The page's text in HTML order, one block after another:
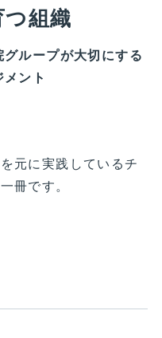
つ組織
ループが大切にする
ント
元に実践しているチ
冊です。